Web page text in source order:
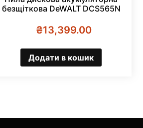
безщіткова DeWALT DCS565N
₴13,399.00
Додати в кошик